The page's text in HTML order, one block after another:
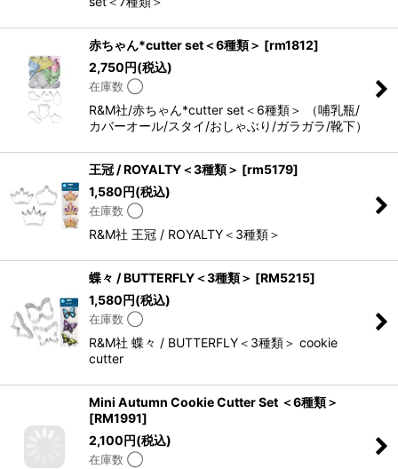
赤ちゃん*cutter set＜6種類＞ [rm1812]
2,750円(税込)
在庫数 ◯
R&M社/赤ちゃん*cutter set＜6種類＞ （哺乳瓶/
カバーオール/スタイ/おしゃぶり/ガラガラ/靴下）
王冠 / ROYALTY＜3種類＞ [rm5179]
1,580円(税込)
在庫数 ◯
R&M社 王冠 / ROYALTY＜3種類＞
蝶々 / BUTTERFLY＜3種類＞ [RM5215]
1,580円(税込)
在庫数 ◯
R&M社 蝶々 / BUTTERFLY＜3種類＞ cookie
cutter
Mini Autumn Cookie Cutter Set ＜6種類＞
[RM1991]
2,100円(税込)
在庫数 ◯